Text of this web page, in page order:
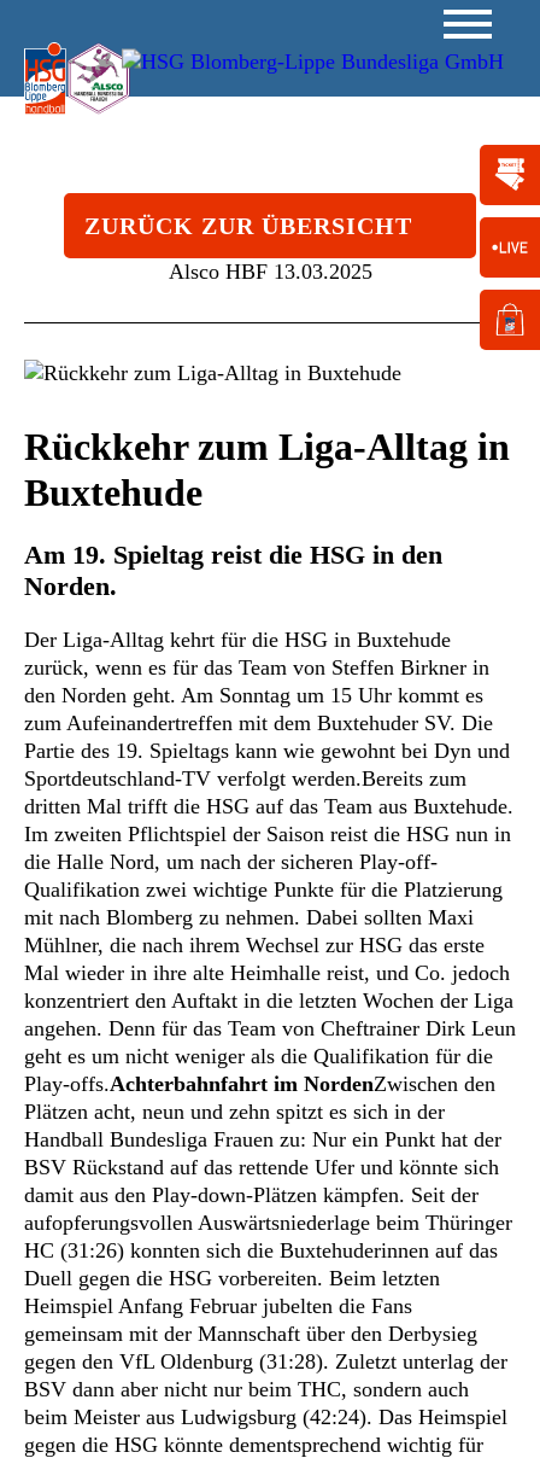
ZURÜCK ZUR ÜBERSICHT
Alsco HBF 13.03.2025
Rückkehr zum Liga-Alltag in
Buxtehude
Am 19. Spieltag reist die HSG in den
Norden.
Der Liga-Alltag kehrt für die HSG in Buxtehude
zurück, wenn es für das Team von Steffen Birkner in
den Norden geht. Am Sonntag um 15 Uhr kommt es
zum Aufeinandertreffen mit dem Buxtehuder SV. Die
Partie des 19. Spieltags kann wie gewohnt bei Dyn und
Sportdeutschland-TV verfolgt werden.Bereits zum
dritten Mal trifft die HSG auf das Team aus Buxtehude.
Im zweiten Pflichtspiel der Saison reist die HSG nun in
die Halle Nord, um nach der sicheren Play-off-
Qualifikation zwei wichtige Punkte für die Platzierung
mit nach Blomberg zu nehmen. Dabei sollten Maxi
Mühlner, die nach ihrem Wechsel zur HSG das erste
Mal wieder in ihre alte Heimhalle reist, und Co. jedoch
konzentriert den Auftakt in die letzten Wochen der Liga
angehen. Denn für das Team von Cheftrainer Dirk Leun
geht es um nicht weniger als die Qualifikation für die
Play-offs.Achterbahnfahrt im NordenZwischen den
Plätzen acht, neun und zehn spitzt es sich in der
Handball Bundesliga Frauen zu: Nur ein Punkt hat der
BSV Rückstand auf das rettende Ufer und könnte sich
damit aus den Play-down-Plätzen kämpfen. Seit der
aufopferungsvollen Auswärtsniederlage beim Thüringer
HC (31:26) konnten sich die Buxtehuderinnen auf das
Duell gegen die HSG vorbereiten. Beim letzten
Heimspiel Anfang Februar jubelten die Fans
gemeinsam mit der Mannschaft über den Derbysieg
gegen den VfL Oldenburg (31:28). Zuletzt unterlag der
BSV dann aber nicht nur beim THC, sondern auch
beim Meister aus Ludwigsburg (42:24). Das Heimspiel
gegen die HSG könnte dementsprechend wichtig für